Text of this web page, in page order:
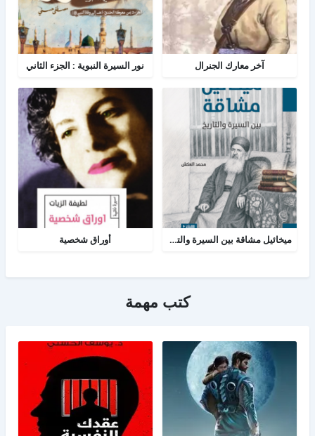
آخر معارك الجنرال نور السيرة النبوية : الجزء الثاني
ميخائيل مشاقة بين السيرة والتاريخ أوراق شخصية
كتب مهمة